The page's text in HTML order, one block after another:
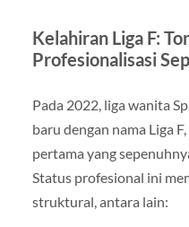
Kelahiran Liga F:
Profesionalisasi
Pada 2022, liga wanita
baru dengan nama Liga
pertama yang
Status profesional ini
struktural, antara lain: